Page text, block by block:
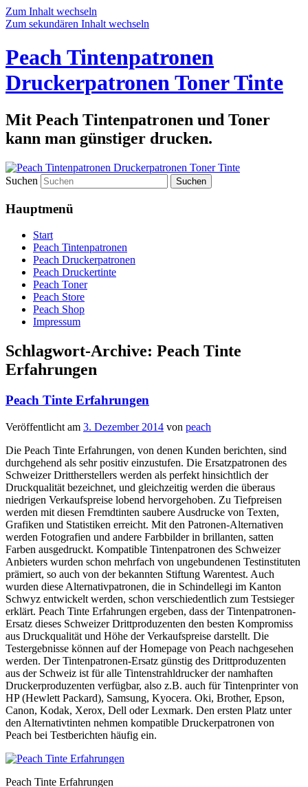
Zum Inhalt wechseln
Zum sekundären Inhalt wechseln
Peach Tintenpatronen
Druckerpatronen Toner Tinte
Mit Peach Tintenpatronen und Toner
kann man günstiger drucken.
Suchen
Hauptmenü
Start
Peach Tintenpatronen
Peach Druckerpatronen
Peach Druckertinte
Peach Toner
Peach Store
Peach Shop
Impressum
Schlagwort-Archive: Peach Tinte
Erfahrungen
Peach Tinte Erfahrungen
Veröffentlicht am 3. Dezember 2014 von peach
Die Peach Tinte Erfahrungen, von denen Kunden berichten, sind
durchgehend als sehr positiv einzustufen. Die Ersatzpatronen des
Schweizer Drittherstellers werden als perfekt hinsichtlich der
Druckqualität bezeichnet, und gleichzeitig werden die überaus
niedrigen Verkaufspreise lobend hervorgehoben. Zu Tiefpreisen
werden mit diesen Fremdtinten saubere Ausdrucke von Texten,
Grafiken und Statistiken erreicht. Mit den Patronen-Alternativen
werden Fotografien und andere Farbbilder in brillanten, satten
Farben ausgedruckt. Kompatible Tintenpatronen des Schweizer
Anbieters wurden schon mehrfach von ungebundenen Testinstituten
prämiert, so auch von der bekannten Stiftung Warentest. Auch
wurden diese Alternativpatronen, die in Schindellegi im Kanton
Schwyz entwickelt werden, schon verschiedentlich zum Testsieger
erklärt. Peach Tinte Erfahrungen ergeben, dass der Tintenpatronen-
Ersatz dieses Schweizer Drittproduzenten den besten Kompromiss
aus Druckqualität und Höhe der Verkaufspreise darstellt. Die
Testergebnisse können auf der Homepage von Peach nachgesehen
werden. Der Tintenpatronen-Ersatz günstig des Drittproduzenten
aus der Schweiz ist für alle Tintenstrahldrucker der namhaften
Druckerproduzenten verfügbar, also z.B. auch für Tintenprinter von
HP (Hewlett Packard), Samsung, Kyocera. Oki, Brother, Epson,
Canon, Kodak, Xerox, Dell oder Lexmark. Den ersten Platz unter
den Alternativtinten nehmen kompatible Druckerpatronen von
Peach bei Testberichten häufig ein.
Peach Tinte Erfahrungen